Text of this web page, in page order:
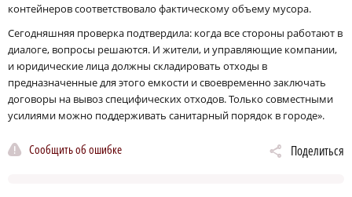
контейнеров соответствовало фактическому объему мусора.
Сегодняшняя проверка подтвердила: когда все стороны работают в
диалоге, вопросы решаются. И жители, и управляющие компании,
и юридические лица должны складировать отходы в
предназначенные для этого емкости и своевременно заключать
договоры на вывоз специфических отходов. Только совместными
усилиями можно поддерживать санитарный порядок в городе».
Сообщить об ошибке Поделиться